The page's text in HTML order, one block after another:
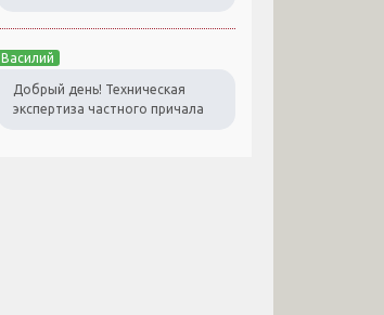
Василий
Добрый день! Техническая
экспертиза частного причала